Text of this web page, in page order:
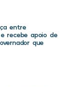
entre
recebe apoio de
que